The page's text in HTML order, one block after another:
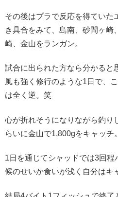
その後はプラで反応を得ていた
き具合をみて、島南、砂間ヶ崎
崎、金山をランガン。
試合に出られた方なら分かると
風も強く修行のような1日で、
は全く逆。笑
心が折れそうになりながら釣り
らいに金山で1,800gをキャッチ。
1日を通じてシャッドでは3回
候のせいか食いが浅く自分はキ